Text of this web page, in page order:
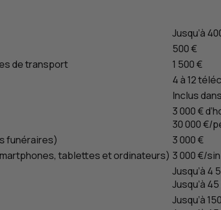
Jusqu’à
500 €
de transport
1 500 €
4 à 12
Inclus
3 000 €
30 000 €/
funéraires)
3 000 €
tablettes et ordinateurs) 3 000 €/
Jusqu’à 4
Jusqu’à
Jusqu’à